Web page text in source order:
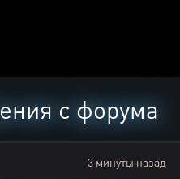
с форума
3 минуты назад